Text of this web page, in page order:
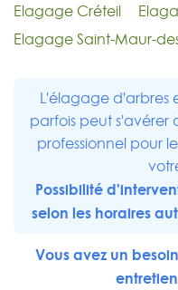
Elagage Créteil
Elagage Saint-Maur-
L'élagage d'arbres
parfois peut
professionnel pour
Possibilité
selon les horaires
Vous avez un